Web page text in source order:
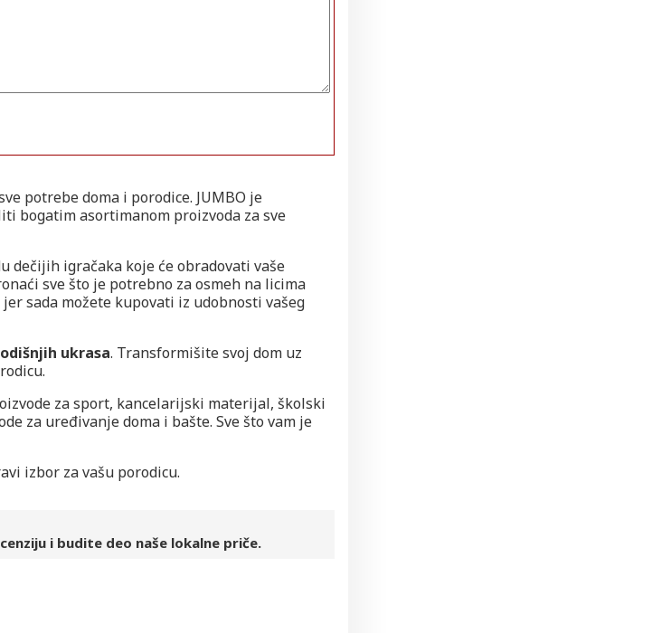
potrebe doma i porodice. JUMBO je
bogatim asortimanom proizvoda za sve
dečijih igračaka koje će obradovati vaše
sve što je potrebno za osmeh na licima
sada možete kupovati iz udobnosti vašeg
ukrasa. Transformišite svoj dom uz
za sport, kancelarijski materijal, školski
za uređivanje doma i bašte. Sve što vam je
izbor za vašu porodicu.
i budite deo naše lokalne priče.